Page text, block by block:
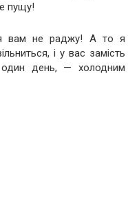
пущу!
вам не раджу! А то я
і у вас замість
один день, — холодним